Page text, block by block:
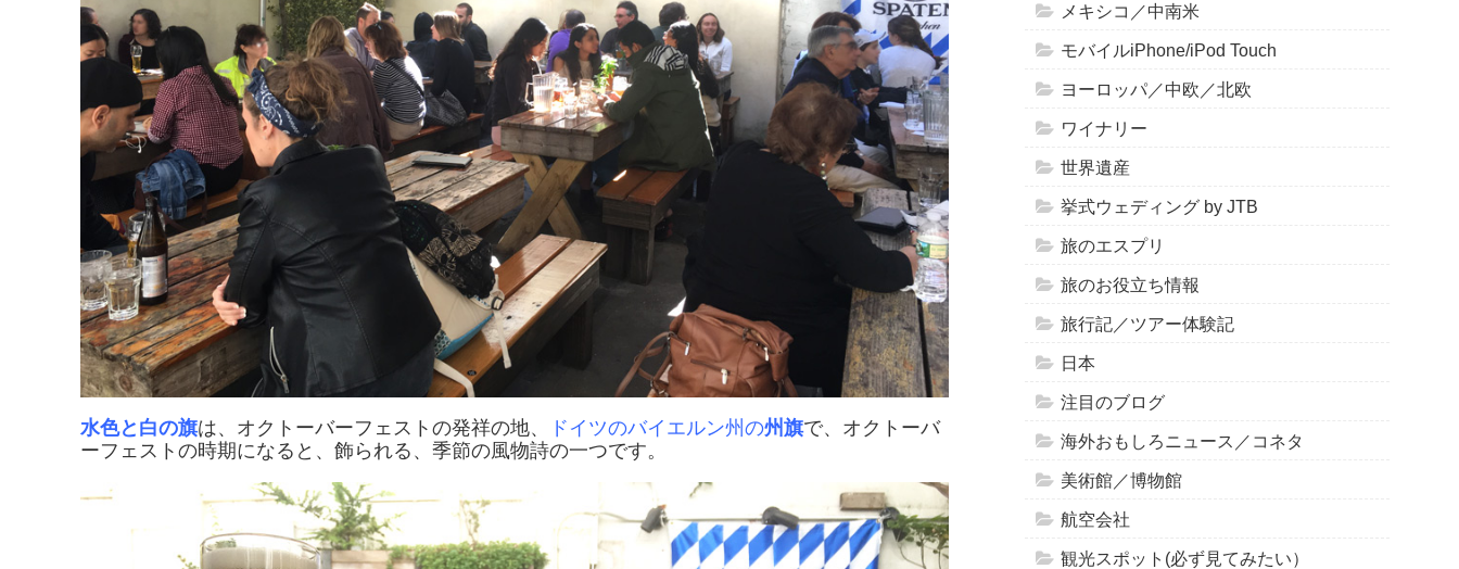
水色と白の旗は、オクトーバーフェストの発祥の地、 ドイツのバイエルン州の州旗で、オクトーバ
ーフェストの時期になると、飾られる、季節の風物詩の一つです。
メキシコ／中南米
モバイルiPhone/iPod Touch
ヨーロッパ／中欧／北欧
ワイナリー
世界遺産
挙式ウェディング by JTB
旅のエスプリ
旅のお役立ち情報
旅行記／ツアー体験記
日本
注目のブログ
海外おもしろニュース／コネタ
美術館／博物館
航空会社
観光スポット(必ず見てみたい）